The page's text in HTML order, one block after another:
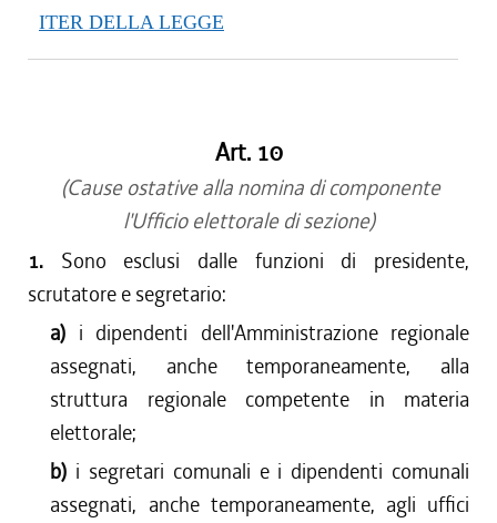
ITER DELLA LEGGE
Art. 10
(Cause ostative alla nomina di componente
l'Ufficio elettorale di sezione)
1. Sono esclusi dalle funzioni di presidente,
scrutatore e segretario:
a) i dipendenti dell'Amministrazione regionale
assegnati, anche temporaneamente, alla
struttura regionale competente in materia
elettorale;
b) i segretari comunali e i dipendenti comunali
assegnati, anche temporaneamente, agli uffici